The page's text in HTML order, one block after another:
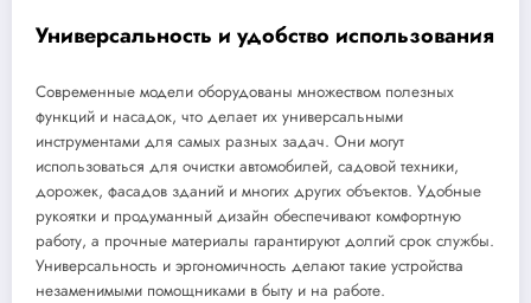
Универсальность и удобство использования
Современные модели оборудованы множеством полезных
функций и насадок, что делает их универсальными
инструментами для самых разных задач. Они могут
использоваться для очистки автомобилей, садовой техники,
дорожек, фасадов зданий и многих других объектов. Удобные
рукоятки и продуманный дизайн обеспечивают комфортную
работу, а прочные материалы гарантируют долгий срок службы.
Универсальность и эргономичность делают такие устройства
незаменимыми помощниками в быту и на работе.